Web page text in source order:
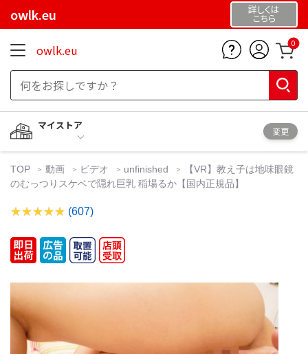
owlk.eu 詳しくは
こちら
owlk.eu 0
マイストア
変更
TOP 動画 ビデオ unfinished
【VR】教え子は地味眼鏡
のむっつりスケベで隠れ巨乳 稲場るか【国内正規品】
(607)